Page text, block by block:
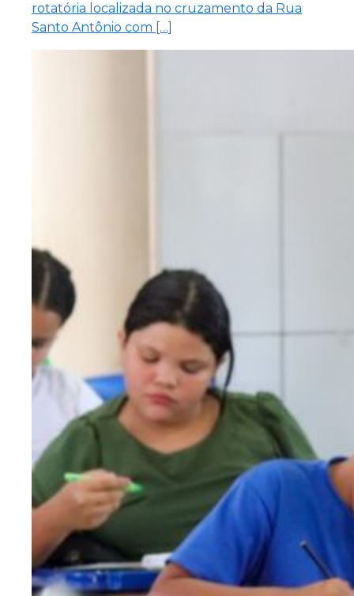
rotatória localizada no cruzamento da Rua
Santo Antônio com […]